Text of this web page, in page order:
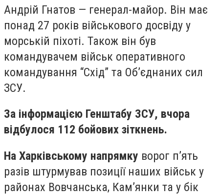
Андрій Гнатов — генерал-майор. Він має
понад 27 років військового досвіду у
морській піхоті. Також він був
командувачем військ оперативного
командування “Схід” та Об’єднаних сил
ЗСУ.
За інформацією Генштабу ЗСУ, вчора
відбулося 112 бойових зіткнень.
На Харківському напрямку ворог п’ять
разів штурмував позиції наших військ у
районах Вовчанська, Кам’янки та у бік